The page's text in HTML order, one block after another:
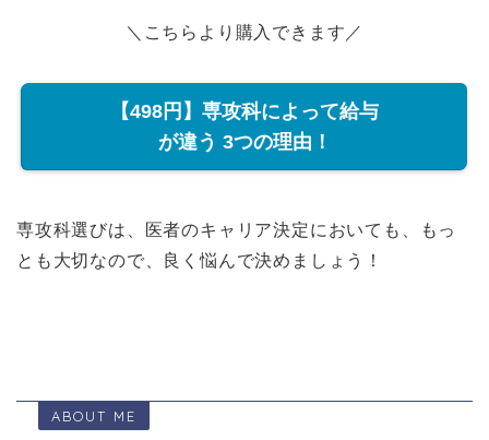
＼こちらより購入できます／
【498円】専攻科によって給与
が違う 3つの理由！
専攻科選びは、医者のキャリア決定においても、もっ
とも大切なので、良く悩んで決めましょう！
ABOUT ME